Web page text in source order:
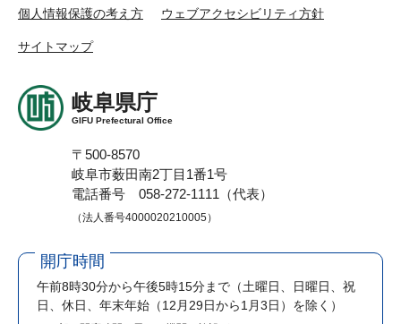
個人情報保護の考え方 ウェブアクセシビリティ方針
サイトマップ
岐阜県庁
GIFU Prefectural Office
〒500-8570
岐阜市薮田南2丁目1番1号
電話番号 058-272-1111（代表）
（法人番号4000020210005）
開庁時間
午前8時30分から午後5時15分まで （土曜日、日曜日、祝
日、休日、年末年始（12月29日から1月3日）を除く）